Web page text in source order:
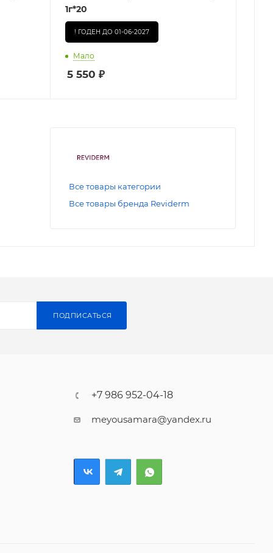
1г*20
! ГОДЕН ДО 01-06-2027
Мало
5 550 ₽
Все товары категории
Все товары бренда Reviderm
ПОДПИСАТЬСЯ
+7 986 952-04-18
meyousamara@yandex.ru